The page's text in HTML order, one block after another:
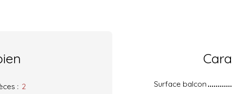
: 2 Surface balcon